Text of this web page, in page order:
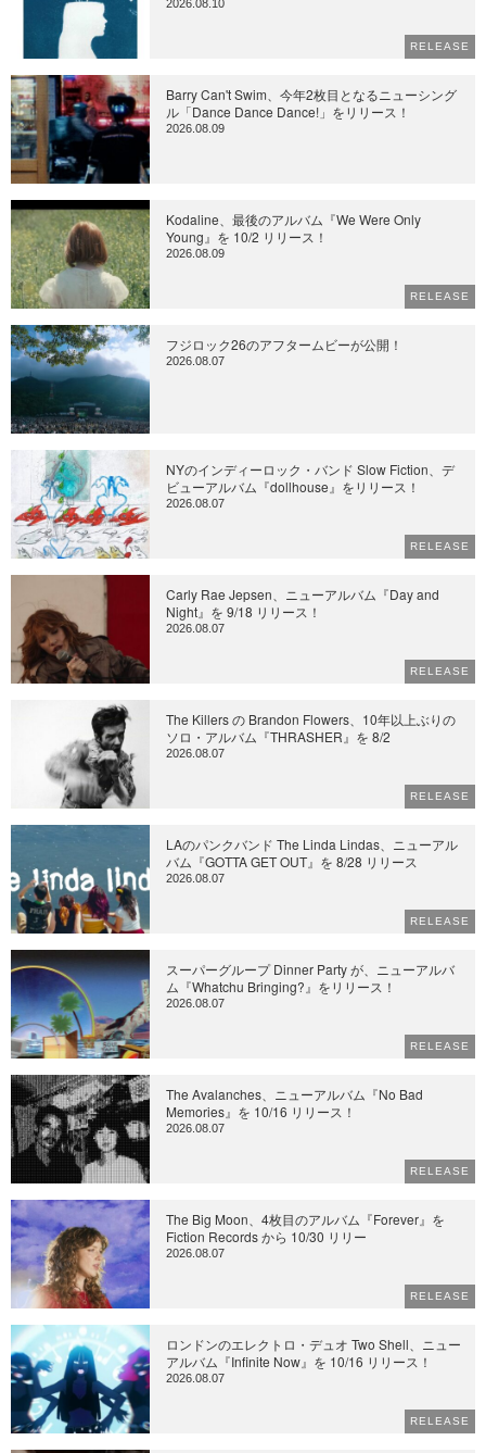
2026.08.10
RELEASE
Barry Can't Swim、今年2枚目となるニューシング
ル「Dance Dance Dance!」をリリース！
2026.08.09
Kodaline、最後のアルバム『We Were Only
Young』を 10/2 リリース！
2026.08.09
RELEASE
フジロック26のアフタームビーが公開！
2026.08.07
NYのインディーロック・バンド Slow Fiction、デ
ビューアルバム『dollhouse』をリリース！
2026.08.07
RELEASE
Carly Rae Jepsen、ニューアルバム『Day and
Night』を 9/18 リリース！
2026.08.07
RELEASE
The Killers の Brandon Flowers、10年以上ぶりの
ソロ・アルバム『THRASHER』を 8/2
2026.08.07
RELEASE
LAのパンクバンド The Linda Lindas、ニューアル
バム『GOTTA GET OUT』を 8/28 リリース
2026.08.07
RELEASE
スーパーグループ Dinner Party が、ニューアルバ
ム『Whatchu Bringing?』をリリース！
2026.08.07
RELEASE
The Avalanches、ニューアルバム『No Bad
Memories』を 10/16 リリース！
2026.08.07
RELEASE
The Big Moon、4枚目のアルバム『Forever』を
Fiction Records から 10/30 リリー
2026.08.07
RELEASE
ロンドンのエレクトロ・デュオ Two Shell、ニュー
アルバム『Infinite Now』を 10/16 リリース！
2026.08.07
RELEASE